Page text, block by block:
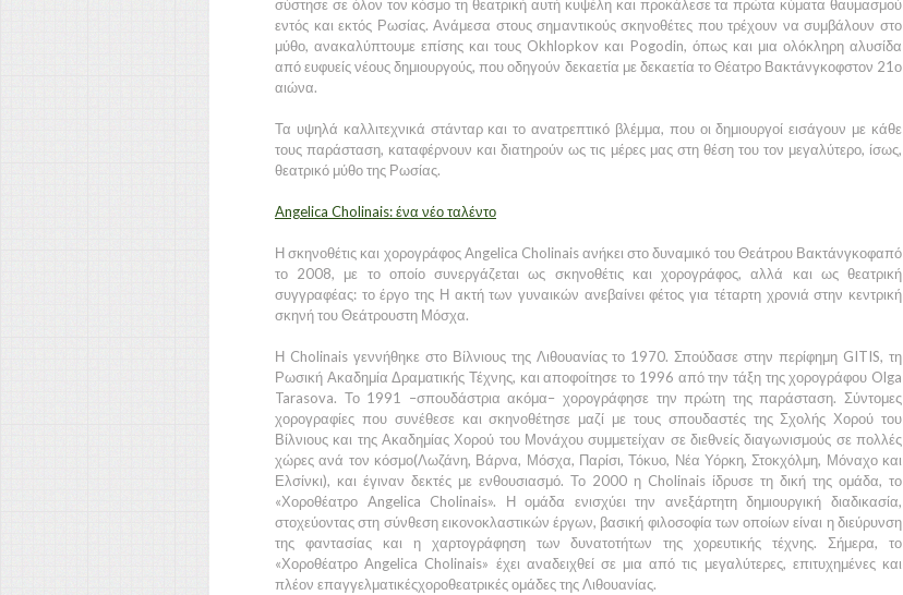
σύστησε σε όλον τον κόσμο τη θεατρική αυτή κυψέλη και προκάλεσε τα πρώτα κύματα θαυμασμού
εντός και εκτός Ρωσίας. Ανάμεσα στους σημαντικούς σκηνοθέτες που τρέχουν να συμβάλουν στο
μύθο, ανακαλύπτουμε επίσης και τους Okhlopkov και Pogodin, όπως και μια ολόκληρη αλυσίδα
από ευφυείς νέους δημιουργούς, που οδηγούν δεκαετία με δεκαετία το Θέατρο Βακτάνγκοφστον 21ο
αιώνα.
Τα υψηλά καλλιτεχνικά στάνταρ και το ανατρεπτικό βλέμμα, που οι δημιουργοί εισάγουν με κάθε
τους παράσταση, καταφέρνουν και διατηρούν ως τις μέρες μας στη θέση του τον μεγαλύτερο, ίσως,
θεατρικό μύθο της Ρωσίας.
Angelica Cholinais: ένα νέο ταλέντο
Η σκηνοθέτις και χορογράφος Angelica Cholinais ανήκει στο δυναμικό του Θεάτρου Βακτάνγκοφαπό
το 2008, με το οποίο συνεργάζεται ως σκηνοθέτις και χορογράφος, αλλά και ως θεατρική
συγγραφέας: το έργο της Η ακτή των γυναικών ανεβαίνει φέτος για τέταρτη χρονιά στην κεντρική
σκηνή του Θεάτρουστη Μόσχα.
Η Cholinais γεννήθηκε στο Βίλνιους της Λιθουανίας το 1970. Σπούδασε στην περίφημη GITIS, τη
Ρωσική Ακαδημία Δραματικής Τέχνης, και αποφοίτησε το 1996 από την τάξη της χορογράφου Olga
Tarasova. Το 1991 –σπουδάστρια ακόμα– χορογράφησε την πρώτη της παράσταση. Σύντομες
χορογραφίες που συνέθεσε και σκηνοθέτησε μαζί με τους σπουδαστές της Σχολής Χορού του
Βίλνιους και της Ακαδημίας Χορού του Μονάχου συμμετείχαν σε διεθνείς διαγωνισμούς σε πολλές
χώρες ανά τον κόσμο(Λωζάνη, Βάρνα, Μόσχα, Παρίσι, Τόκυο, Νέα Υόρκη, Στοκχόλμη, Μόναχο και
Ελσίνκι), και έγιναν δεκτές με ενθουσιασμό. Το 2000 η Cholinais ίδρυσε τη δική της ομάδα, το
«Χοροθέατρο Angelica Cholinais». Η ομάδα ενισχύει την ανεξάρτητη δημιουργική διαδικασία,
στοχεύοντας στη σύνθεση εικονοκλαστικών έργων, βασική φιλοσοφία των οποίων είναι η διεύρυνση
της φαντασίας και η χαρτογράφηση των δυνατοτήτων της χορευτικής τέχνης. Σήμερα, το
«Χοροθέατρο Angelica Cholinais» έχει αναδειχθεί σε μια από τις μεγαλύτερες, επιτυχημένες και
πλέον επαγγελματικέςχοροθεατρικές ομάδες της Λιθουανίας.